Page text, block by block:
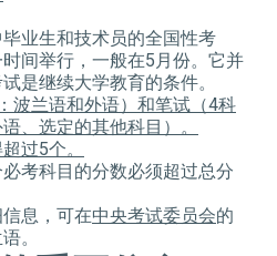
业生和技术员的全国性考
间举行，一般在5月份。它并
是继续大学教育的条件。
波兰语和外语）和笔试（4科
、选定的其他科目）。
过5个。
考科目的分数必须超过总分
息，可在中央考试委员会的
。